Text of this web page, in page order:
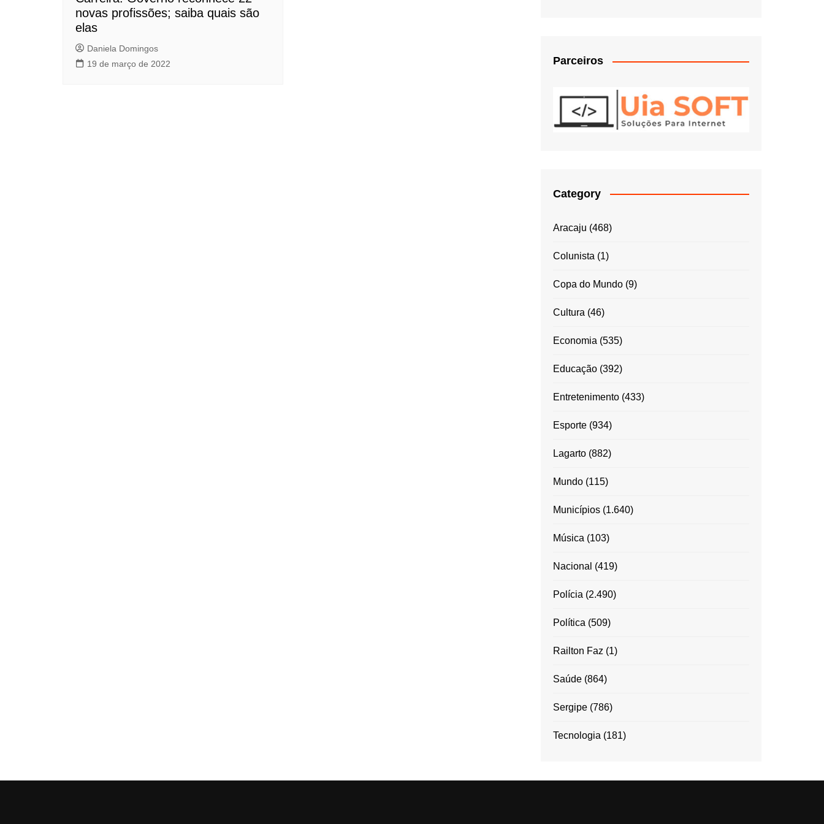
novas profissões; saiba quais são
elas
Daniela Domingos
19 de março de 2022
Parceiros
Category
Aracaju (468)
Colunista (1)
Copa do Mundo (9)
Cultura (46)
Economia (535)
Educação (392)
Entretenimento (433)
Esporte (934)
Lagarto (882)
Mundo (115)
Municípios (1.640)
Música (103)
Nacional (419)
Polícia (2.490)
Política (509)
Railton Faz (1)
Saúde (864)
Sergipe (786)
Tecnologia (181)